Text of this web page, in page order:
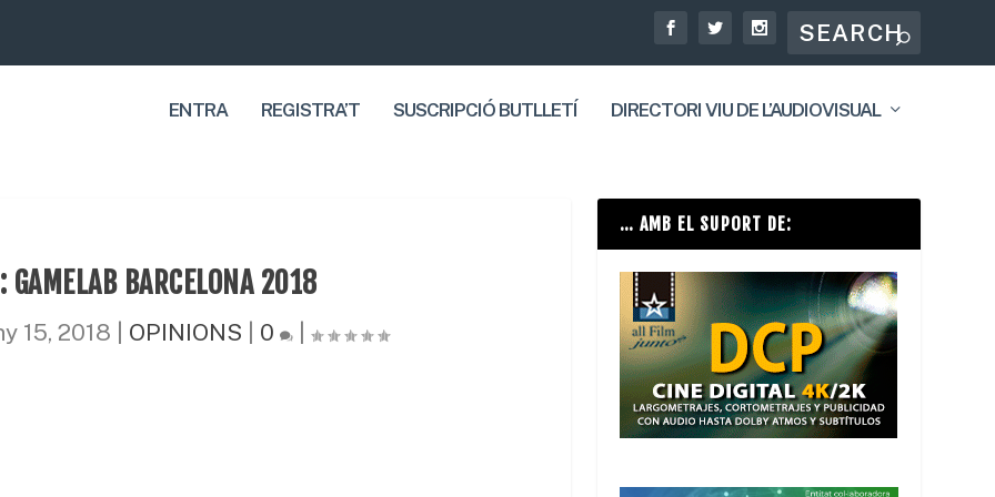
ENTRA REGISTRA’T SUSCRIPCIÓ BUTLLETÍ DIRECTORI VIU DE L’AUDIOVISUAL
BARCELONA 2018
15, 2018 OPINIONS 0 |
… AMB EL SUPORT DE: